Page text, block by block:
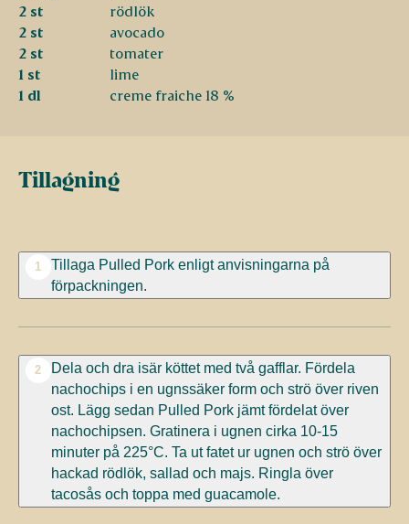
2 st
rödlök
2 st
avocado
2 st
tomater
1 st
lime
1 dl
creme fraiche 18 %
Tillagning
1
Tillaga Pulled Pork enligt anvisningarna på
förpackningen.
2
Dela och dra isär köttet med två gafflar. Fördela
nachochips i en ugnssäker form och strö över riven
ost. Lägg sedan Pulled Pork jämt fördelat över
nachochipsen. Gratinera i ugnen cirka 10-15
minuter på 225°C. Ta ut fatet ur ugnen och strö över
hackad rödlök, sallad och majs. Ringla över
tacosås och toppa med guacamole.